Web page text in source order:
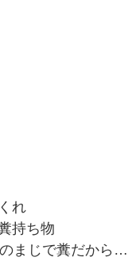
れ
持ち物
まじで糞だから…